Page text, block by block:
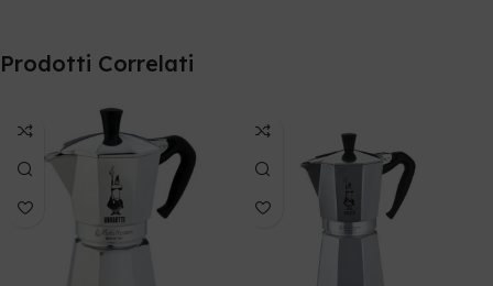
Prodotti Correlati